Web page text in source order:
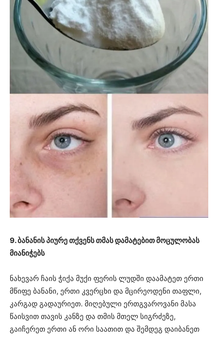
9. ბანანის პიურე თქვენს თმას დამატებით მოცულობას
მიანიჭებს
ნახევარ ჩაის ჭიქა მუქი ფერის ლუდში დაამატეთ ერთი
მწიფე ბანანი, ერთი კვერცხი და მცირეოდენი თაფლი,
კარგად გადაურიეთ. მიღებული ერთგვაროვანი მასა
წაისვით თავის კანზე და თმის მთელ სიგრძეზე,
გაიჩერეთ ერთი ან ორი საათით და შემდეგ დაიბანეთ